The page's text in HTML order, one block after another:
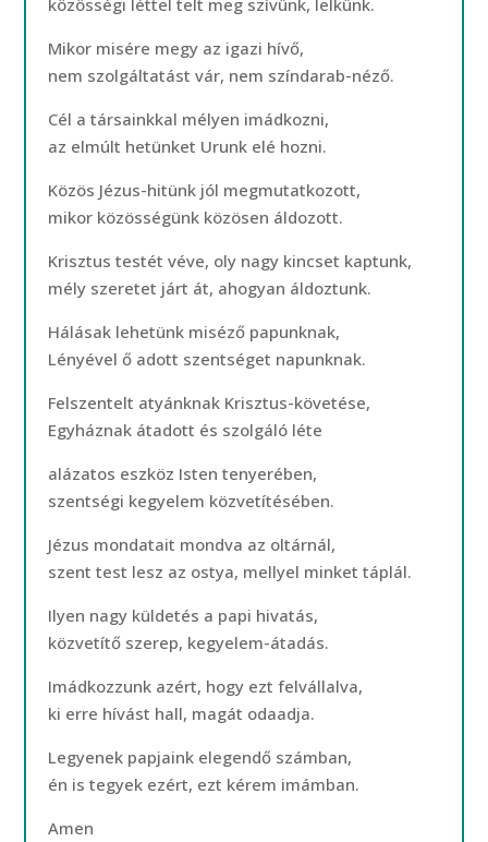
közösségi léttel telt meg szívünk, lelkünk.
Mikor misére megy az igazi hívő,
nem szolgáltatást vár, nem színdarab-néző.
Cél a társainkkal mélyen imádkozni,
az elmúlt hetünket Urunk elé hozni.
Közös Jézus-hitünk jól megmutatkozott,
mikor közösségünk közösen áldozott.
Krisztus testét véve, oly nagy kincset kaptunk,
mély szeretet járt át, ahogyan áldoztunk.
Hálásak lehetünk miséző papunknak,
Lényével ő adott szentséget napunknak.
Felszentelt atyánknak Krisztus-követése,
Egyháznak átadott és szolgáló léte
alázatos eszköz Isten tenyerében,
szentségi kegyelem közvetítésében.
Jézus mondatait mondva az oltárnál,
szent test lesz az ostya, mellyel minket táplál.
Ilyen nagy küldetés a papi hivatás,
közvetítő szerep, kegyelem-átadás.
Imádkozzunk azért, hogy ezt felvállalva,
ki erre hívást hall, magát odaadja.
Legyenek papjaink elegendő számban,
én is tegyek ezért, ezt kérem imámban.
Amen